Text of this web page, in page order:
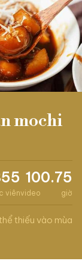
mochi
viên
10
video
0.75
giờ
thiếu vào mùa